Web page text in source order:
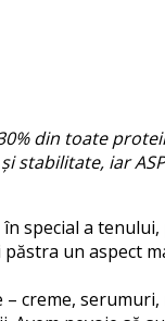
din toate
iar
special a
un aspect
creme,